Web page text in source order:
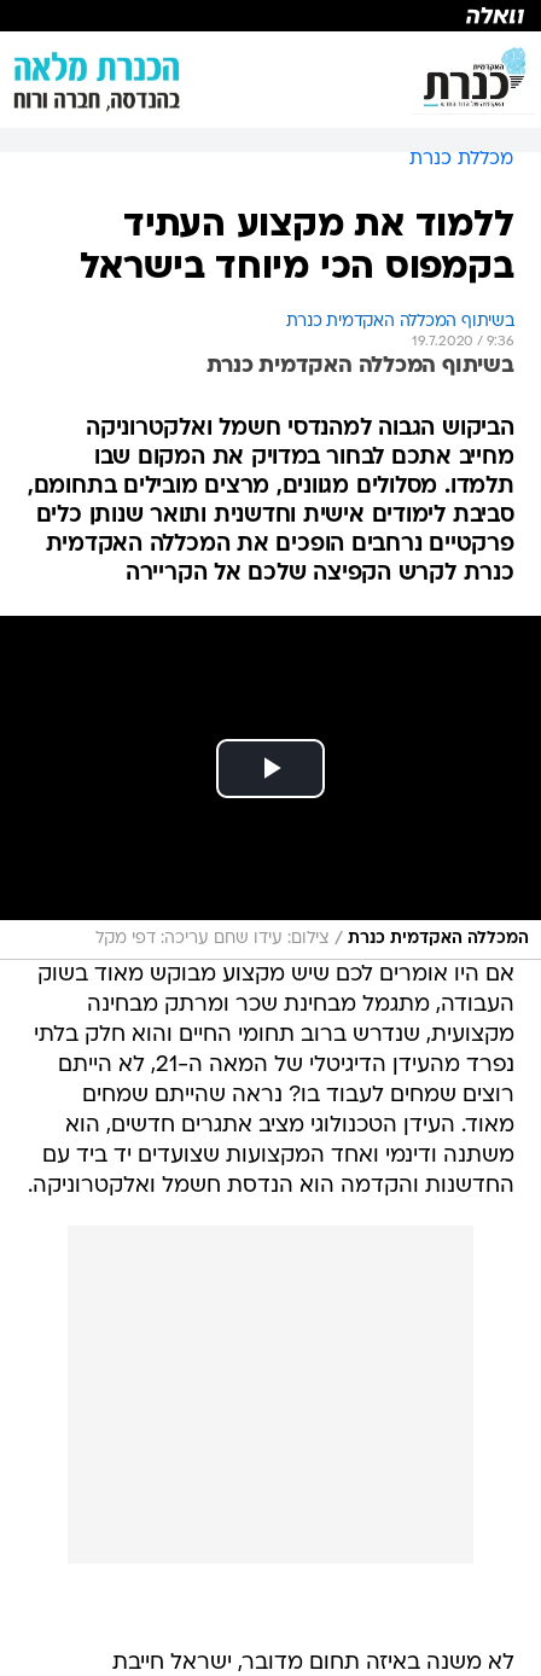
מכללת כנרת
ללמוד את מקצוע העתיד
בקמפוס הכי מיוחד בישראל
בשיתוף המכללה האקדמית כנרת
19.7.2020 / 9:36
בשיתוף המכללה האקדמית כנרת
הביקוש הגבוה למהנדסי חשמל ואלקטרוניקה
מחייב אתכם לבחור במדויק את המקום שבו
תלמדו. מסלולים מגוונים, מרצים מובילים בתחומם,
סביבת לימודים אישית וחדשנית ותואר שנותן כלים
פרקטיים נרחבים הופכים את המכללה האקדמית
כנרת לקרש הקפיצה שלכם אל הקריירה
המכללה האקדמית כנרת / צילום: עידו שחם עריכה: דפי מקל
אם היו אומרים לכם שיש מקצוע מבוקש מאוד בשוק
העבודה, מתגמל מבחינת שכר ומרתק מבחינה
מקצועית, שנדרש ברוב תחומי החיים והוא חלק בלתי
נפרד מהעידן הדיגיטלי של המאה ה-21, לא הייתם
רוצים שמחים לעבוד בו? נראה שהייתם שמחים
מאוד. העידן הטכנולוגי מציב אתגרים חדשים, הוא
משתנה ודינמי ואחד המקצועות שצועדים יד ביד עם
החדשנות והקדמה הוא הנדסת חשמל ואלקטרוניקה.
לא משנה באיזה תחום מדובר, ישראל חייבת